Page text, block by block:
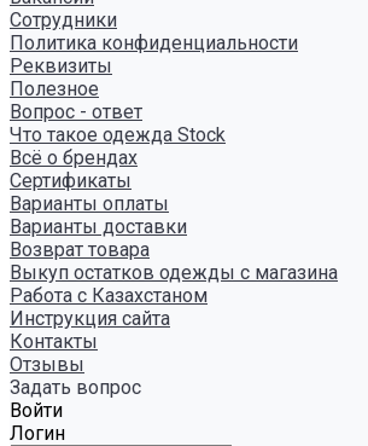
Сотрудники
Политика конфиденциальности
Реквизиты
Полезное
Вопрос - ответ
Что такое одежда Stock
Всё о брендах
Сертификаты
Варианты оплаты
Варианты доставки
Возврат товара
Выкуп остатков одежды с магазина
Работа с Казахстаном
Инструкция сайта
Контакты
Отзывы
Задать вопрос
Войти
Логин